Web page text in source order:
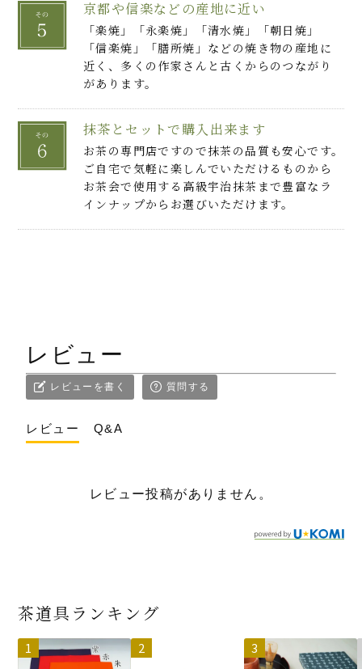
京都や信楽などの産地に近い
「楽焼」「永楽焼」「清水焼」「朝日焼」
「信楽焼」「膳所焼」などの焼き物の産地に
近く、多くの作家さんと古くからのつながり
があります。
抹茶とセットで購入出来ます
お茶の専門店ですので抹茶の品質も安心です。
ご自宅で気軽に楽しんでいただけるものから
お茶会で使用する高級宇治抹茶まで豊富なラ
インナップからお選びいただけます。
レビュー
レビューを書く 質問する
レビュー Q&A
レビュー投稿がありません。
茶道具ランキング